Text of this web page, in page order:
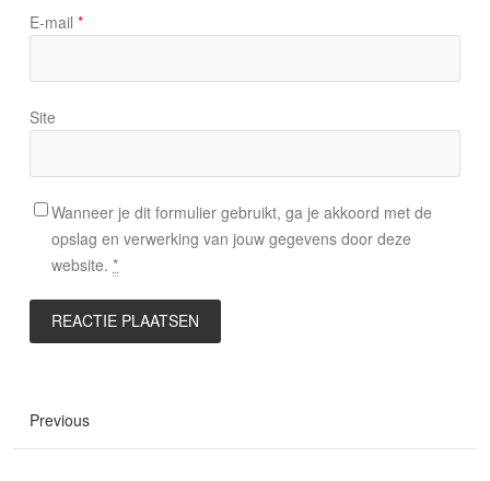
E-mail *
Site
Wanneer je dit formulier gebruikt, ga je akkoord met de
opslag en verwerking van jouw gegevens door deze
website. *
Previous